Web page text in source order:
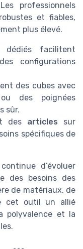
professionnels
et fiables,
plus élevé.
dédiés facilitent
configurations
des cubes avec
des poignées
sûr.
des articles sur
spécifiques de
d’évoluer
des besoins des
de matériaux, de
cet outil un allié
polyvalence et la